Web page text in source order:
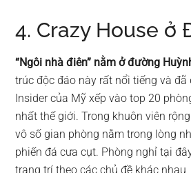
4. Crazy House ở
“Ngôi nhà điên” nằm ở đường
trúc độc đáo này rất nổi tiếng và
Insider của Mỹ xếp vào top 20
nhất thế giới. Trong khuôn viên
vô số gian phòng nằm trong lòng
phiến đá cưa cụt. Phòng nghỉ tại
trang trí theo các chủ đề khác